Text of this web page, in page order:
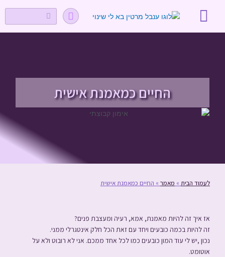
תפריט
I
n
s
m
חיפושחיפוש
החיים כמאמנת אישית
לעמוד הבית » מאמר » החיים כמאמנת אישית
אז איך זה להיות מאמנת, אמא, רעיה ומעצבת פנים?
זה להיות בכמה כובעים ויחד עם זאת הכל חלק אינטגרלי ממני.
נכון ,יש לי עוד המון כובעים כמו לכל אחד ממכם. אני לא רובוט ולא על
אוטומט.